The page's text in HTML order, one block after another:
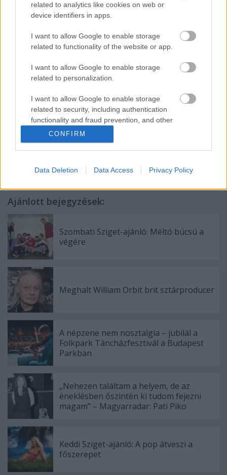
related to analytics like cookies on web or
device identifiers in apps.
I want to allow Google to enable storage
related to functionality of the website or app.
I want to allow Google to enable storage
related to personalization.
I want to allow Google to enable storage
related to security, including authentication
functionality and fraud prevention, and other
user protection.
CONFIRM
Data Deletion Data Access Privacy Policy
Ajánlott bejegyzések:
Szombati Sziget-ajánló: Méltó búcsú a
végére
Meghalt William Orbit brit sztárproducer
A népzene nem nosztalgia – jubilál a
Folkpark Táncházfesztivál a Budapest
Parkban
„Nehezen találtam a helyem, de az
éneklésben őszintén ki tudom fejezni
magam” – Magyarradar: Pati Piko
Keddi Sziget-ajánló: A pop átveszi a
főszerepet